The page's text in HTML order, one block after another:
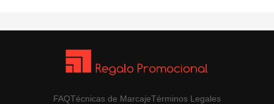
FAQTécnicas de MarcajeTérminos Legales